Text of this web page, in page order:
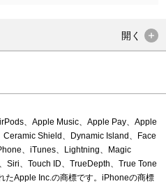
開く
、Apple Music、Apple Pay、Apple
Shield、Dynamic Island、Face
、iTunes、Lightning、Magic
Siri、Touch ID、TrueDepth、True Tone
たApple Inc.の商標です。iPhoneの商標